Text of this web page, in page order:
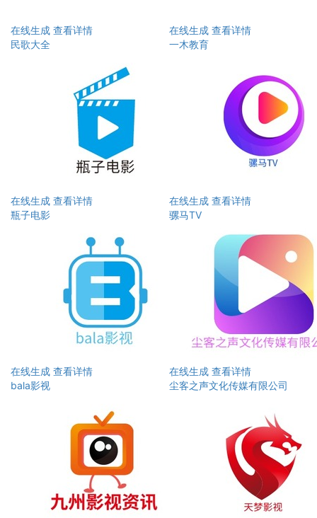
在线生成 查看详情
民歌大全
在线生成 查看详情
一木教育
在线生成 查看详情
瓶子电影
在线生成 查看详情
骡马TV
在线生成 查看详情
bala影视
在线生成 查看详情
尘客之声文化传媒有限公司